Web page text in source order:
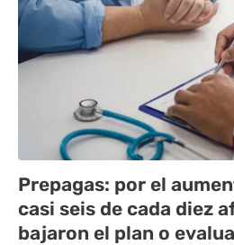
Prepagas: por el
casi seis de cada diez
bajaron el plan o